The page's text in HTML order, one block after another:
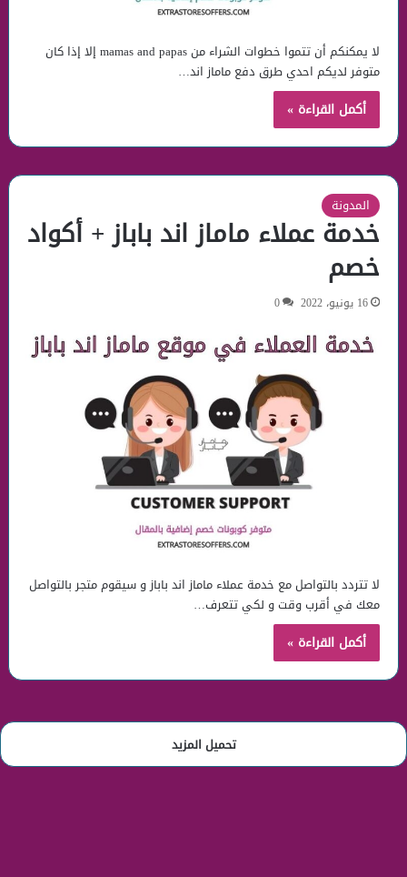
لا يمكنكم أن تتموا خطوات الشراء من mamas and papas إلا إذا كان
متوفر لديكم احدي طرق دفع ماماز اند…
أكمل القراءة »
المدونة
خدمة عملاء ماماز اند باباز + أكواد
خصم
16 يونيو، 2022 0
لا تتردد بالتواصل مع خدمة عملاء ماماز اند باباز و سيقوم متجر بالتواصل
معك في أقرب وقت و لكي تتعرف…
أكمل القراءة »
تحميل المزيد